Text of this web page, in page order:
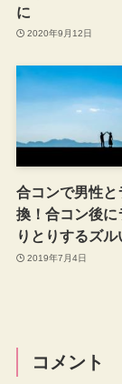
に
2020年9月12日
合コンで男性と
換！合コン後に
りとりするズ
2019年7月4日
コメント